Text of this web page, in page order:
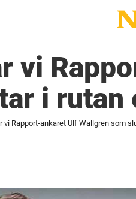
vi
i rutan
vi Rapport-ankaret Ulf Wallgren som